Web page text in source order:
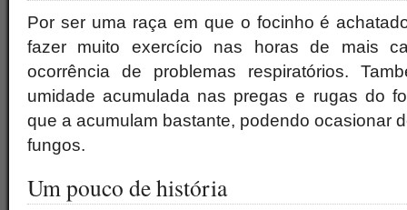
Por ser uma raça em que o focinho é
fazer muito exercício nas horas de mais
ocorrência de problemas respiratórios.
umidade acumulada nas pregas e rugas do
que a acumulam bastante, podendo ocasionar
fungos.
Um pouco de história